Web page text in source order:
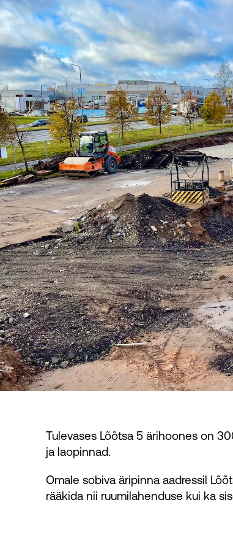
Tulevases Lõõtsa 5 ärihoones on
ja laopinnad.
Omale sobiva äripinna aadressil
rääkida nii ruumilahenduse kui ka